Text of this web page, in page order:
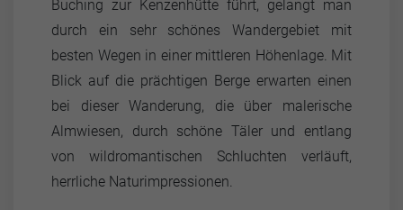
Buching zur Kenzenhütte führt, gelangt man
durch ein sehr schönes Wandergebiet mit
besten Wegen in einer mittleren Höhenlage. Mit
Blick auf die prächtigen Berge erwarten einen
bei dieser Wanderung, die über malerische
Almwiesen, durch schöne Täler und entlang
von wildromantischen Schluchten verläuft,
herrliche Naturimpressionen.